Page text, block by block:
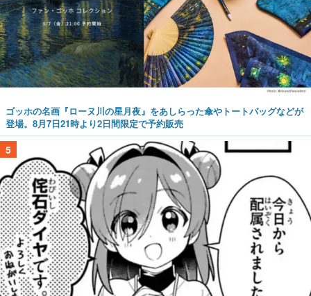
ゴッホの名画『ローヌ川の星月夜』をあしらった傘やトートバッグなどが
登場。8月7日21時より2日間限定で予約販売
5